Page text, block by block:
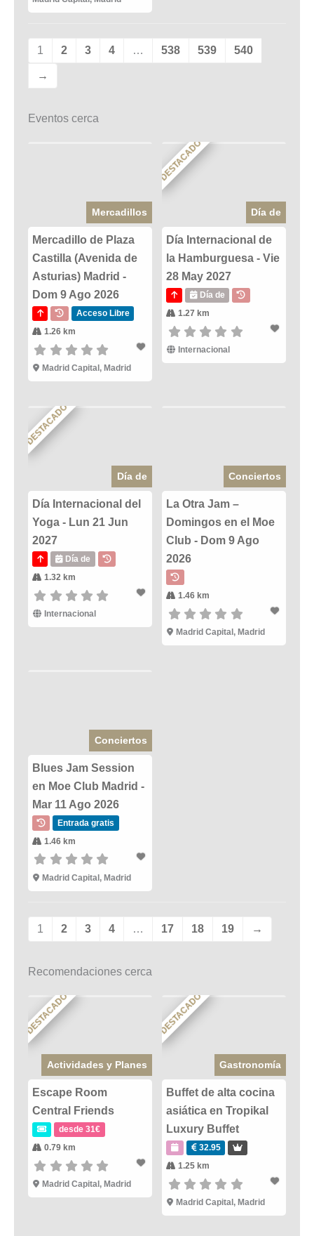
1 2 3 4 … 538 539 540
→
Eventos cerca
Mercadillos
Mercadillo de Plaza
Castilla (Avenida de
Asturias) Madrid -
Dom 9 Ago 2026
Acceso Libre
1.26 km
Madrid Capital, Madrid
DESTACADO
Día de
Día Internacional de
la Hamburguesa - Vie
28 May 2027
Día de
1.27 km
Internacional
DESTACADO
Día de
Día Internacional del
Yoga - Lun 21 Jun
2027
Día de
1.32 km
Internacional
Conciertos
La Otra Jam –
Domingos en el Moe
Club - Dom 9 Ago
2026
1.46 km
Madrid Capital, Madrid
Conciertos
Blues Jam Session
en Moe Club Madrid -
Mar 11 Ago 2026
Entrada gratis
1.46 km
Madrid Capital, Madrid
1 2 3 4 … 17 18 19 →
Recomendaciones cerca
DESTACADO
Actividades y Planes
Escape Room
Central Friends
desde 31€
0.79 km
Madrid Capital , Madrid
DESTACADO
Gastronomía
Buffet de alta cocina
asiática en Tropikal
Luxury Buffet
32.95
1.25 km
Madrid Capital , Madrid